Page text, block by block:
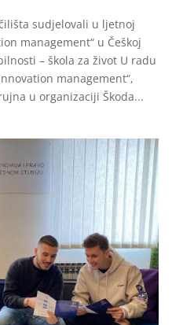
sudjelovali u ljetnoj
management“ u Češkoj
– škola za život U radu
management“,
u organizaciji Škoda...